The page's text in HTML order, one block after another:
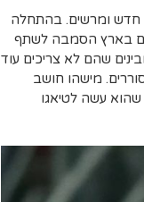
חדש ומרשים. בהתחלה
בארץ הסמבה לשתף
שהם לא צריכים עוד
מישהו חושב
עשה לטיאגו